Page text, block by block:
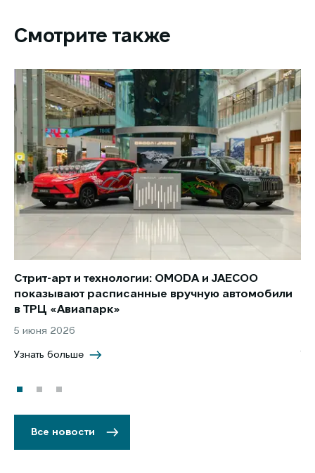
Смотрите также
Стрит-арт и технологии: OMODA и JAECOO
показывают расписанные вручную автомобили
в ТРЦ «Авиапарк»
5 июня 2026
Узнать больше
Все новости